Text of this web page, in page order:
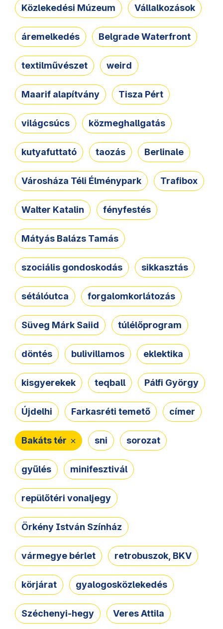
Közlekedési Múzeum Vállalkozások
áremelkedés Belgrade Waterfront
textilművészet weird
Maarif alapítvány Tisza Pért
világcsúcs közmeghallgatás
kutyafuttató taozás Berlinale
Városháza Téli Élménypark Trafibox
Walter Katalin fényfestés
Mátyás Balázs Tamás
szociális gondoskodás sikkasztás
sétálóutca forgalomkorlátozás
Süveg Márk Saiid túlélőprogram
döntés bulivillamos eklektika
kisgyerekek teqball Pálfi György
Újdelhi Farkasréti temető címer
Bakáts tér sni sorozat
gyűlés minifesztivál
repülőtéri vonaljegy
Örkény István Színház
vármegye bérlet retrobuszok, BKV
körjárat gyalogosközlekedés
Széchenyi-hegy Veres Attila